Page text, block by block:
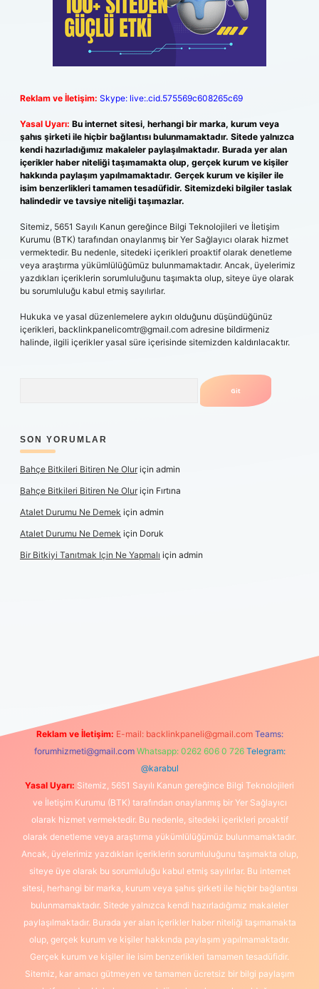
Reklam ve İletişim: Skype: live:.cid.575569c608265c69
Yasal Uyarı: Bu internet sitesi, herhangi bir marka, kurum veya
şahıs şirketi ile hiçbir bağlantısı bulunmamaktadır. Sitede yalnızca
kendi hazırladığımız makaleler paylaşılmaktadır. Burada yer alan
içerikler haber niteliği taşımamakta olup, gerçek kurum ve kişiler
hakkında paylaşım yapılmamaktadır. Gerçek kurum ve kişiler ile
isim benzerlikleri tamamen tesadüfidir. Sitemizdeki bilgiler taslak
halindedir ve tavsiye niteliği taşımazlar.
Sitemiz, 5651 Sayılı Kanun gereğince Bilgi Teknolojileri ve İletişim
Kurumu (BTK) tarafından onaylanmış bir Yer Sağlayıcı olarak hizmet
vermektedir. Bu nedenle, sitedeki içerikleri proaktif olarak denetleme
veya araştırma yükümlülüğümüz bulunmamaktadır. Ancak, üyelerimiz
yazdıkları içeriklerin sorumluluğunu taşımakta olup, siteye üye olarak
bu sorumluluğu kabul etmiş sayılırlar.
Hukuka ve yasal düzenlemelere aykırı olduğunu düşündüğünüz
içerikleri, backlinkpanelicomtr@gmail.com adresine bildirmeniz
halinde, ilgili içerikler yasal süre içerisinde sitemizden kaldırılacaktır.
SON YORUMLAR
Bahçe Bitkileri Bitiren Ne Oluriçin admin
Bahçe Bitkileri Bitiren Ne Oluriçin Fırtına
Atalet Durumu Ne Demek için admin
Atalet Durumu Ne Demek için Doruk
Bir Bitkiyi Tanıtmak Için Ne Yapmalı için admin
Reklam ve İletişim: E-mail: backlinkpaneli@gmail.com Teams:
forumhizmeti@gmail.com Whatsapp: 0262 606 0 726 Telegram:
@karabul
Yasal Uyarı: Sitemiz, 5651 Sayılı Kanun gereğince Bilgi Teknolojileri
ve İletişim Kurumu (BTK) tarafından onaylanmış bir Yer Sağlayıcı
olarak hizmet vermektedir. Bu nedenle, sitedeki içerikleri proaktif
olarak denetleme veya araştırma yükümlülüğümüz bulunmamaktadır.
Ancak, üyelerimiz yazdıkları içeriklerin sorumluluğunu taşımakta olup,
siteye üye olarak bu sorumluluğu kabul etmiş sayılırlar. Bu internet
sitesi, herhangi bir marka, kurum veya şahıs şirketi ile hiçbir bağlantısı
bulunmamaktadır. Sitede yalnızca kendi hazırladığımız makaleler
paylaşılmaktadır. Burada yer alan içerikler haber niteliği taşımamakta
olup, gerçek kurum ve kişiler hakkında paylaşım yapılmamaktadır.
Gerçek kurum ve kişiler ile isim benzerlikleri tamamen tesadüfidir.
Sitemiz, kar amacı gütmeyen ve tamamen ücretsiz bir bilgi paylaşım